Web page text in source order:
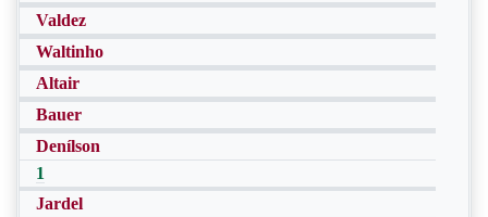
Valdez
Waltinho
Altair
Bauer
Denílson
1
Jardel